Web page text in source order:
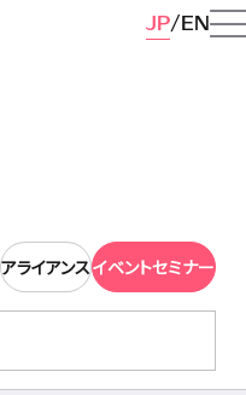
JP EN
アライアンスイベントセミナー